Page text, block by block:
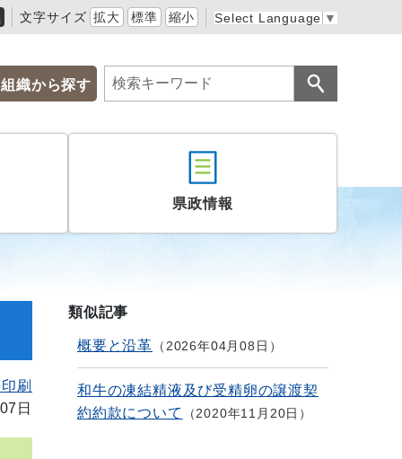
文字サイズ 拡大 標準 縮小 Select Language ▼
組織から探す
県政情報
刷
日
類似記事
概要と沿革 2026年04月08日
和牛の凍結精液及び受精卵の譲渡契
約約款について
2020年11月20日